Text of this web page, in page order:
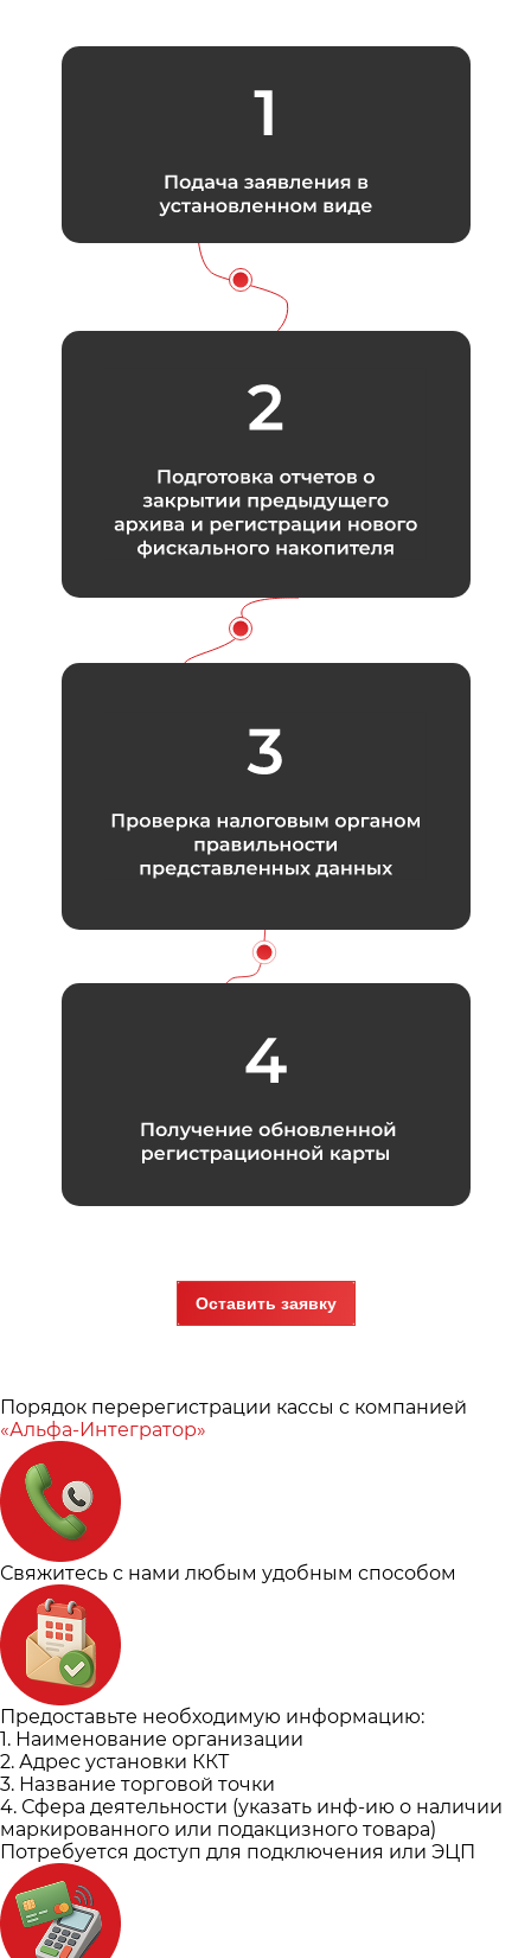
Оставить заявку
Порядок перерегистрации кассы с компанией
«Альфа-Интегратор»
Свяжитесь с нами любым удобным способом
Предоставьте необходимую информацию:
1. Наименование организации
2. Адрес установки ККТ
3. Название торговой точки
4. Сфера деятельности (указать инф-ию о наличии
маркированного или подакцизного товара)
Потребуется доступ для подключения или ЭЦП